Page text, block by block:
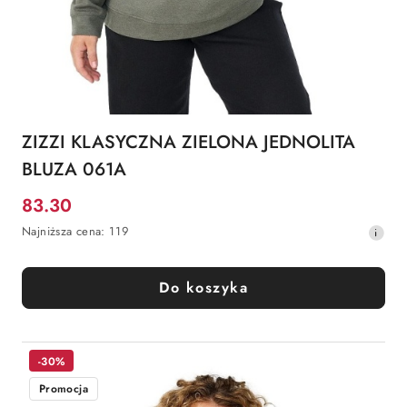
ZIZZI KLASYCZNA ZIELONA JEDNOLITA
BLUZA 061A
Cena
promocyjna:
83.30
Najniższa
z
30
przed
Najniższa cena: 119
Do koszyka
-30%
Promocja